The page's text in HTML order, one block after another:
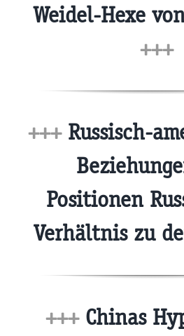
Weidel-Hexe
+++
+++Russisch-
Positionen
Verhältnis zu
+++Chinas